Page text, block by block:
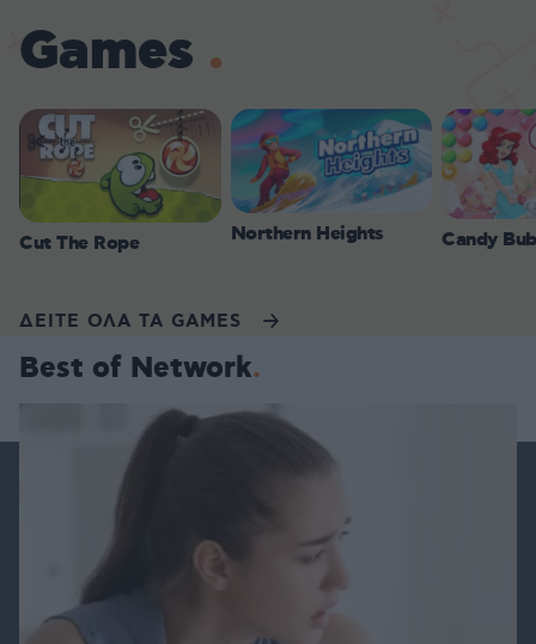
Games
Cut The Rope Northern Heights Candy
ΔΕΙΤΕ ΟΛΑ ΤΑ GAMES
Best of Network